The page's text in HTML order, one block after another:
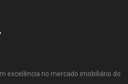
excelência no mercado imobiliário do